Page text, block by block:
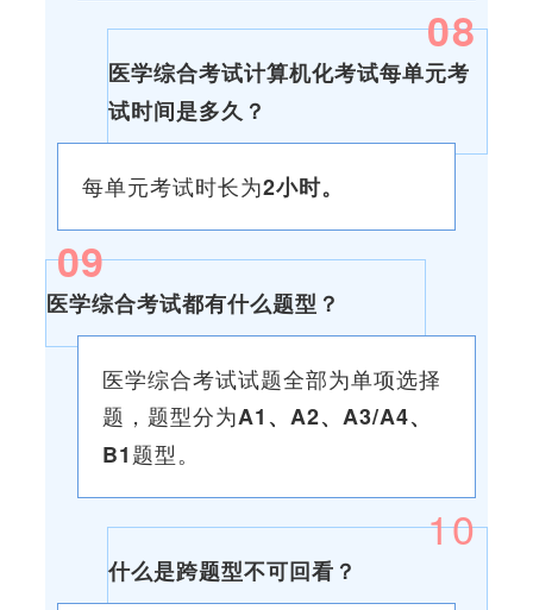
08
医学综合考试计算机化考试每单元考
试时间是多久？
每单元考试时长为2小时。
09
医学综合考试都有什么题型？
医学综合考试试题全部为单项选择
题，题型分为A1、A2、A3/A4、
B1题型。
10
什么是跨题型不可回看？